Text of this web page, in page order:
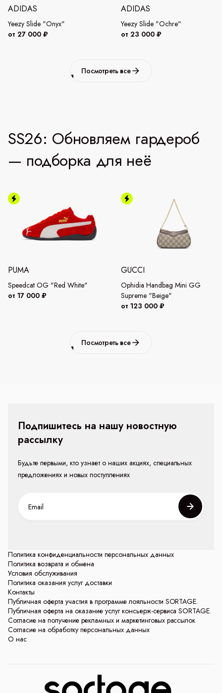
ADIDAS
Yeezy Slide "Onyx"
от 27 000 ₽
ADIDAS
Yeezy Slide "Ochre"
от 23 000 ₽
Посмотреть все
SS26: Обновляем гардероб
— подборка для неё
PUMA
Speedcat OG "Red White"
от 17 000 ₽
GUCCI
Ophidia Handbag Mini GG
Supreme "Beige"
от 123 000 ₽
Посмотреть все
Политика конфиденциальности персональных данных
Политика возврата и обмена
Условия обслуживания
Политика оказания услуг доставки
Контакты
Публичная оферта участия в программе лояльности SORTAGE.
Публичная оферта на оказание услуг консьерж-сервиса SORTAGE.
Согласие на получение рекламных и маркетинговых рассылок
Согласие на обработку персональных данных
О нас
Подпишитесь на нашу новостную
рассылку
Будьте первыми, кто узнает о наших акциях, специальных
предложениях и новых поступлениях